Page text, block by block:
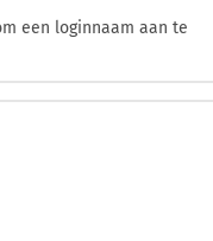
een loginnaam aan te